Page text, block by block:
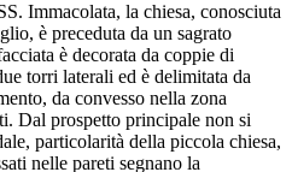
Immacolata, la chiesa, conosciuta
è preceduta da un sagrato
è decorata da coppie di
torri laterali ed è delimitata da
da convesso nella zona
Dal prospetto principale non si
particolarità della piccola chiesa,
nelle pareti segnano la